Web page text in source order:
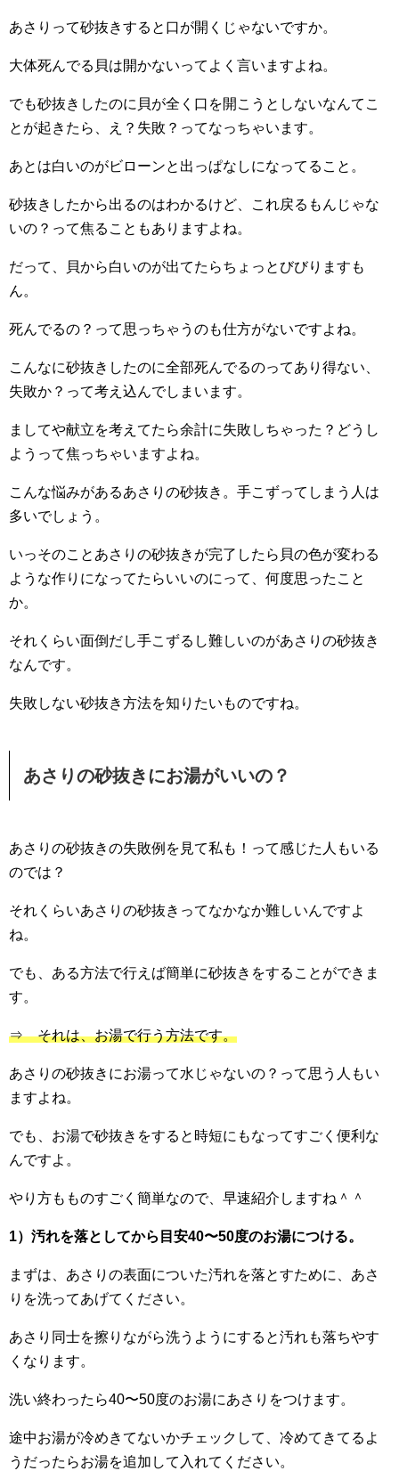
あさりって砂抜きすると口が開くじゃないですか。
大体死んでる貝は開かないってよく言いますよね。
でも砂抜きしたのに貝が全く口を開こうとしないなんてこ
とが起きたら、え？失敗？ってなっちゃいます。
あとは白いのがビローンと出っぱなしになってること。
砂抜きしたから出るのはわかるけど、これ戻るもんじゃな
いの？って焦ることもありますよね。
だって、貝から白いのが出てたらちょっとびびりますも
ん。
死んでるの？って思っちゃうのも仕方がないですよね。
こんなに砂抜きしたのに全部死んでるのってあり得ない、
失敗か？って考え込んでしまいます。
ましてや献立を考えてたら余計に失敗しちゃった？どうし
ようって焦っちゃいますよね。
こんな悩みがあるあさりの砂抜き。手こずってしまう人は
多いでしょう。
いっそのことあさりの砂抜きが完了したら貝の色が変わる
ような作りになってたらいいのにって、何度思ったこと
か。
それくらい面倒だし手こずるし難しいのがあさりの砂抜き
なんです。
失敗しない砂抜き方法を知りたいものですね。
あさりの砂抜きにお湯がいいの？
あさりの砂抜きの失敗例を見て私も！って感じた人もいる
のでは？
それくらいあさりの砂抜きってなかなか難しいんですよ
ね。
でも、ある方法で行えば簡単に砂抜きをすることができま
す。
⇒ それは、お湯で行う方法です。
あさりの砂抜きにお湯って水じゃないの？って思う人もい
ますよね。
でも、お湯で砂抜きをすると時短にもなってすごく便利な
んですよ。
やり方もものすごく簡単なので、早速紹介しますね＾＾
1）汚れを落としてから目安40〜50度のお湯につける。
まずは、あさりの表面についた汚れを落とすために、あさ
りを洗ってあげてください。
あさり同士を擦りながら洗うようにすると汚れも落ちやす
くなります。
洗い終わったら40〜50度のお湯にあさりをつけます。
途中お湯が冷めきてないかチェックして、冷めてきてるよ
うだったらお湯を追加して入れてください。